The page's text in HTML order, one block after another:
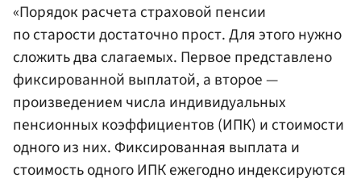
«Порядок расчета страховой пенсии
по старости достаточно прост. Для этого нужно
сложить два слагаемых. Первое представлено
фиксированной выплатой, а второе —
произведением числа индивидуальных
пенсионных коэффициентов (ИПК) и стоимости
одного из них. Фиксированная выплата и
стоимость одного ИПК ежегодно индексируются